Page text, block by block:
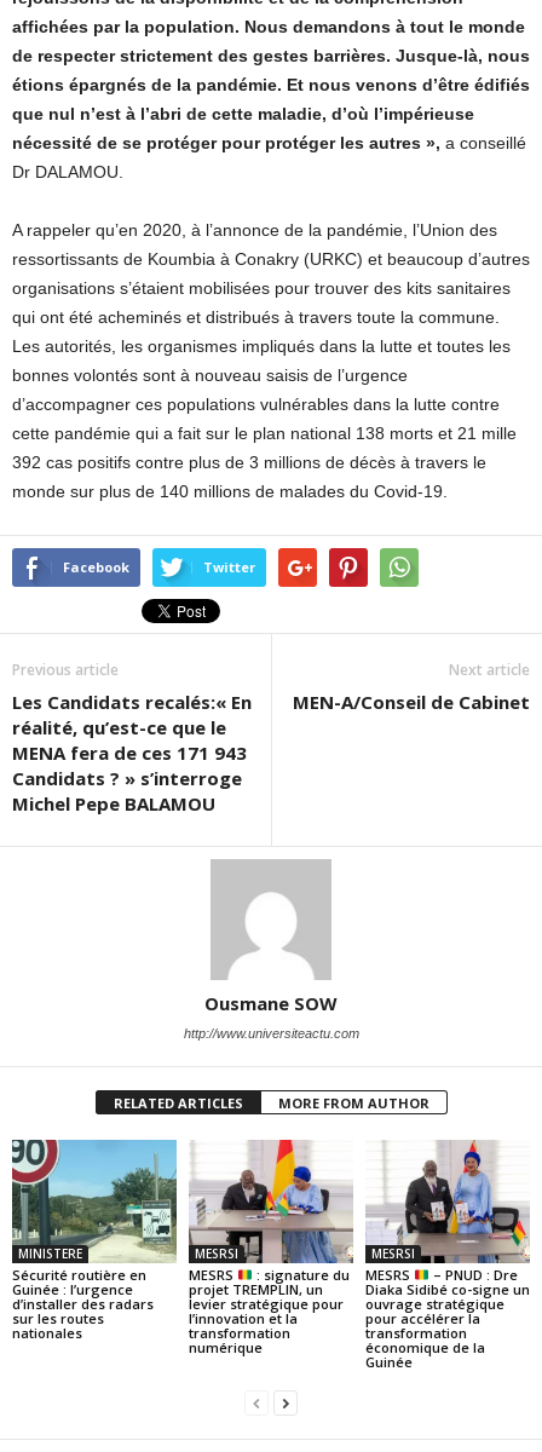
affichées par la population. Nous demandons à tout le monde
de respecter strictement des gestes barrières. Jusque-là, nous
étions épargnés de la pandémie. Et nous venons d’être édifiés
que nul n’est à l’abri de cette maladie, d’où l’impérieuse
nécessité de se protéger pour protéger les autres », a conseillé
Dr DALAMOU.
A rappeler qu’en 2020, à l’annonce de la pandémie, l’Union des
ressortissants de Koumbia à Conakry (URKC) et beaucoup d’autres
organisations s’étaient mobilisées pour trouver des kits sanitaires
qui ont été acheminés et distribués à travers toute la commune.
Les autorités, les organismes impliqués dans la lutte et toutes les
bonnes volontés sont à nouveau saisis de l’urgence
d’accompagner ces populations vulnérables dans la lutte contre
cette pandémie qui a fait sur le plan national 138 morts et 21 mille
392 cas positifs contre plus de 3 millions de décès à travers le
monde sur plus de 140 millions de malades du Covid-19.
Facebook Twitter
Previous article
Les Candidats recalés:« En
réalité, qu’est-ce que le
MENA fera de ces 171 943
Candidats ? » s’interroge
Michel Pepe BALAMOU
Next article
MEN-A/Conseil de Cabinet
Ousmane SOW
http://www.universiteactu.com
RELATED ARTICLES MORE FROM AUTHOR
MINISTERE
Sécurité routière en
Guinée : l’urgence
d’installer des radars
sur les routes
nationales
MESRSI
MESRS
: signature du
projet TREMPLIN, un
levier stratégique pour
l’innovation et la
transformation
numérique
MESRSI
MESRS
– PNUD : Dre
Diaka Sidibé co-signe un
ouvrage stratégique
pour accélérer la
transformation
économique de la
Guinée